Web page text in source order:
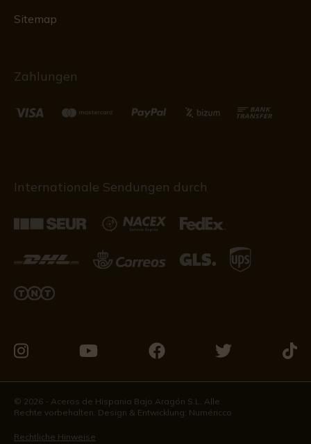
Sitemap
Zahlungen
Internationale Sendungen durch
Sie
uns
auf
Instagram
Sie
uns
auf
Youtube
Sie
uns
auf
Sie
uns
auf
Sie
© 2026 - Aceros de Hispania Bajo Aragón S.L. Alle
Rechte vorbehalten. Design & Entwicklung: Numéricco
Rechtliche Hinweise